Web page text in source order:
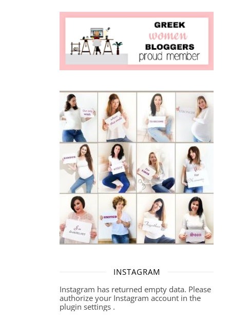
INSTAGRAM
Instagram has returned empty data. Please
authorize your Instagram account in the
plugin settings .